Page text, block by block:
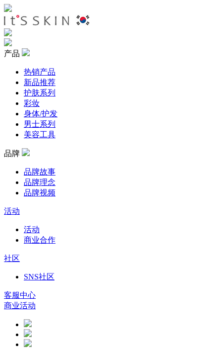
产品
热销产品
新品推荐
护肤系列
彩妆
身体/护发
男士系列
美容工具
品牌
品牌故事
品牌理念
品牌视频
活动
活动
商业合作
社区
SNS社区
客服中心
商业活动